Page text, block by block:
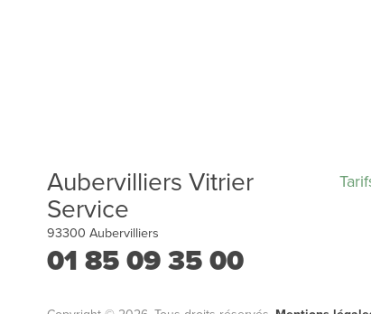
Aubervilliers Vitrier
Service
93300 Aubervilliers
01 85 09 35 00